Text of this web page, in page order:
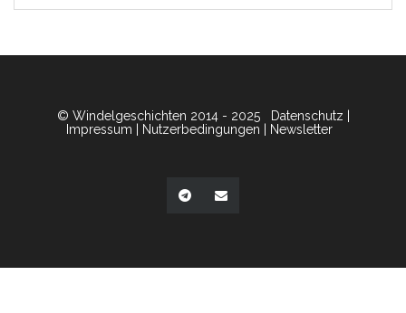
© Windelgeschichten 2014 - 2025 Datenschutz
Impressum
Nutzerbedingungen Newsletter